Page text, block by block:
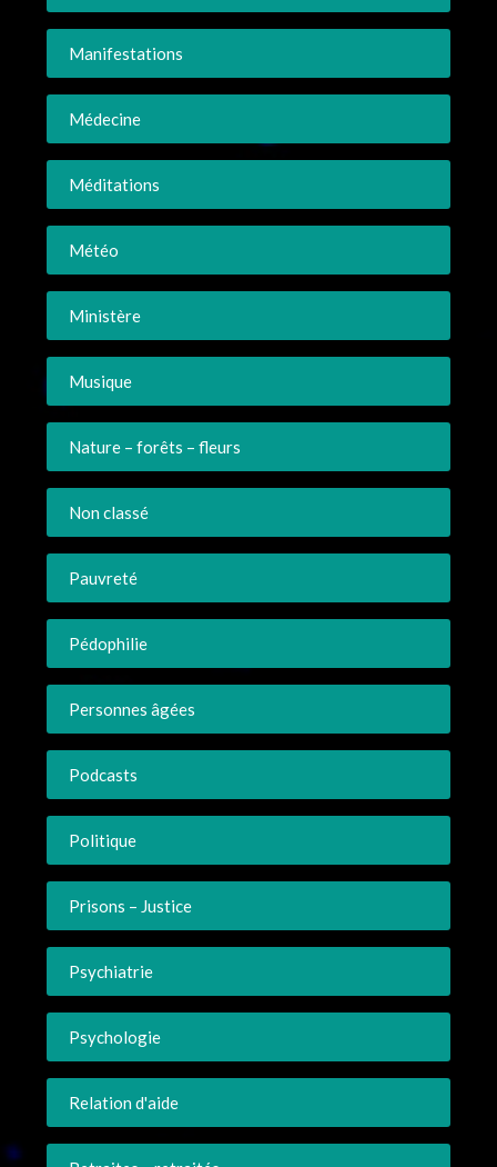
Manifestations
Médecine
Méditations
Météo
Ministère
Musique
Nature – forêts – fleurs
Non classé
Pauvreté
Pédophilie
Personnes âgées
Podcasts
Politique
Prisons – Justice
Psychiatrie
Psychologie
Relation d'aide